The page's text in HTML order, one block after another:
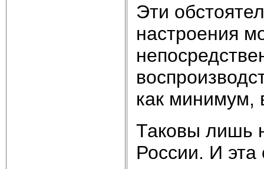
Эти
настроения
как минимум,
Таковы лишь
России. И эта